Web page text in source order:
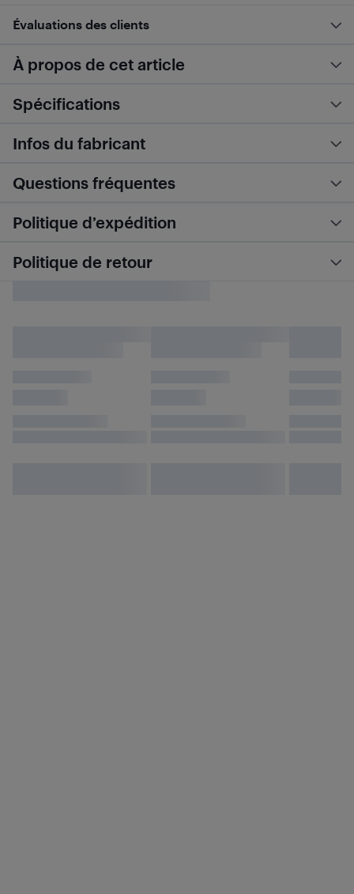
Évaluations des clients
À propos de cet article
Spécifications
Infos du fabricant
Questions fréquentes
Politique d’expédition
Politique de retour